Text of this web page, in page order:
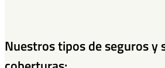
Nuestros tipos de seguros y